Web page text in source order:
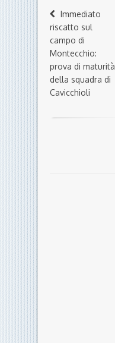
Immediato
riscatto sul
campo di
Montecchio:
prova di maturità
della squadra di
Cavicchioli